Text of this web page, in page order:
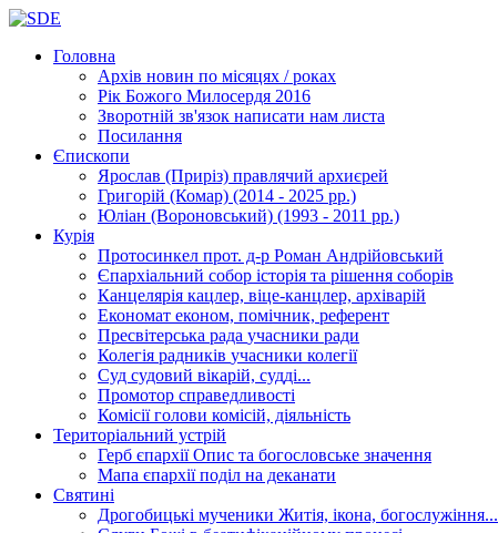
Головна
Архів новин по місяцях / роках
Рік Божого Милосердя 2016
Зворотній зв'язок написати нам листа
Посилання
Єпископи
Ярослав (Приріз) правлячий архиєрей
Григорій (Комар) (2014 - 2025 рр.)
Юліан (Вороновський) (1993 - 2011 рр.)
Курія
Протосинкел прот. д-р Роман Андрійовський
Єпархіальний собор історія та рішення соборів
Канцелярія кацлер, віце-канцлер, архіварій
Економат економ, помічник, референт
Пресвітерська рада учасники ради
Колегія радників учасники колегії
Суд судовий вікарій, судді...
Промотор справедливості
Комісіїголови комісій, діяльність
Територіальний устрій
Герб єпархіїОпис та богословське значення
Мапа єпархіїподіл на деканати
Святині
Дрогобицькі мученики Житія, ікона, богослужіння...